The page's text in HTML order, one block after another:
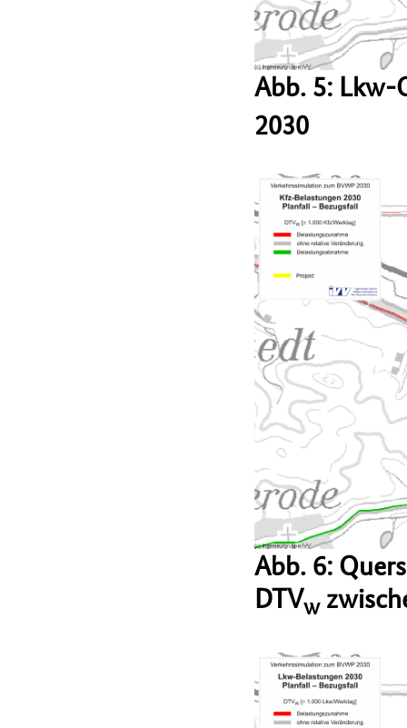
Abb. 5: Lkw-
2030
Abb. 6:
DTVw